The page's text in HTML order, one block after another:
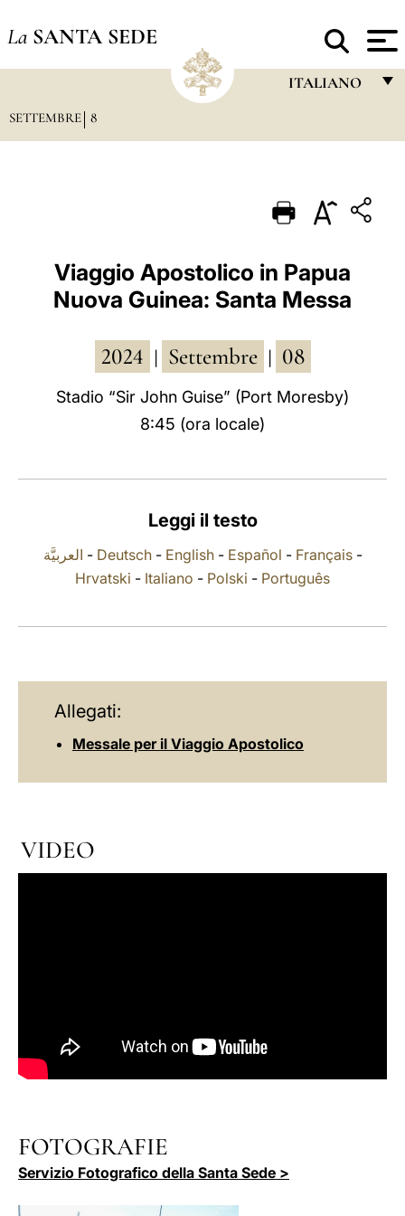
La SANTA SEDE
ITALIANO
PORTUGUÊS
ESPAÑOL
DEUTSCH
العربيّة
中文
SETTEMBRE 8
Viaggio Apostolico in Papua
Nuova Guinea: Santa Messa
2024 Settembre 08
Stadio “Sir John Guise” (Port Moresby)
8:45 (ora locale)
Leggi il testo
العربيَّة - Deutsch- English- Español - Français-
Hrvatski - Italiano - Polski - Português
Allegati:
Messale per il Viaggio Apostolico
VIDEO
FOTOGRAFIE
Servizio Fotografico della Santa Sede >